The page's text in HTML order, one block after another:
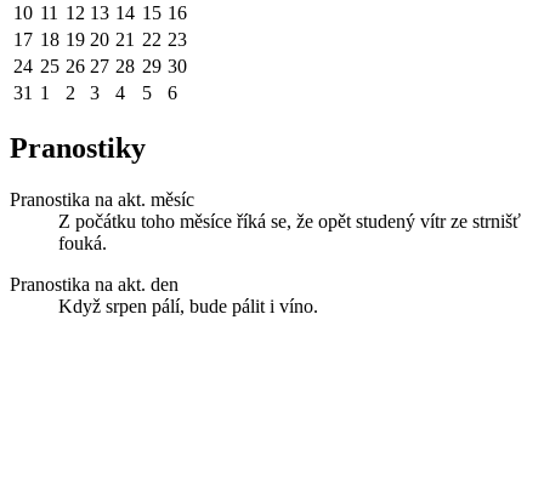
10 11 12 13 14 15 16
17 18 19 20 21 22 23
24 25 26 27 28 29 30
31 1 2 3 4 5 6
Pranostiky
Pranostika na akt. měsíc
Z počátku toho měsíce říká se, že opět studený vítr ze strnišť
fouká.
Pranostika na akt. den
Když srpen pálí, bude pálit i víno.